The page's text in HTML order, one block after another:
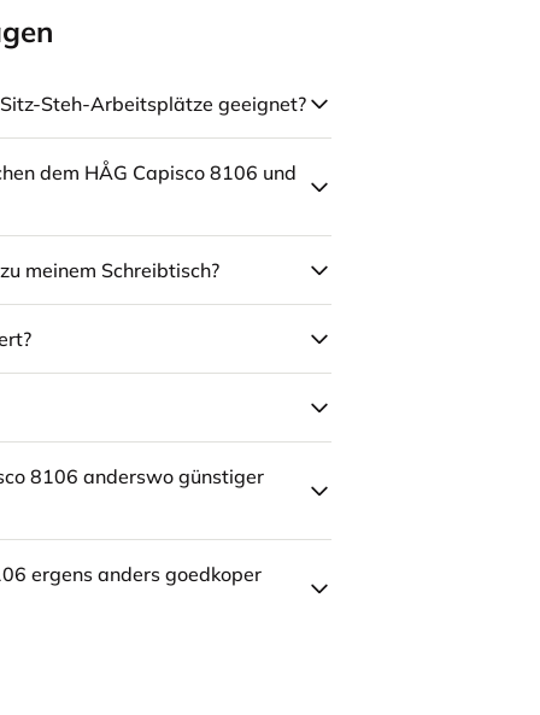
Steh-Arbeitsplätze geeignet?
dem HÅG Capisco 8106 und
meinem Schreibtisch?
8106 anderswo günstiger
ergens anders goedkoper